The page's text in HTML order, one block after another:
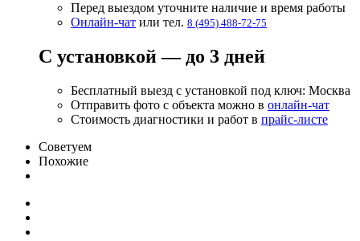
Перед выездом уточните наличие и время работы
Онлайн-чат или тел. 8 (495) 488-72-75
С установкой — до 3 дней
Бесплатный выезд с установкой под ключ: Москва
Отправить фото с объекта можно в онлайн-чат
Стоимость диагностики и работ в прайс-листе
Советуем
Похожие